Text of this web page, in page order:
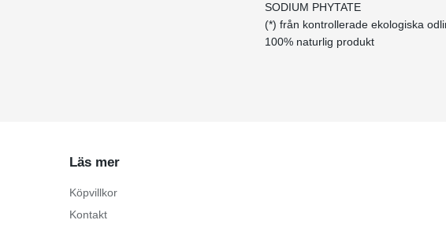
SODIUM PHYTATE
(*) från kontrollerade ekologiska
100% naturlig produkt
Läs mer
Köpvillkor
Kontakt